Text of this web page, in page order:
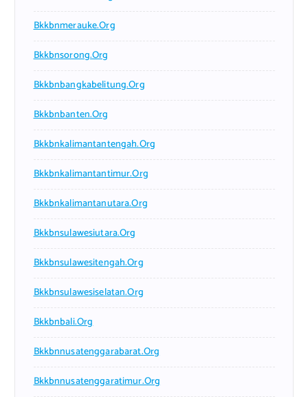
Bkkbnmerauke.org
Bkkbnsorong.org
Bkkbnbangkabelitung.org
Bkkbnbanten.org
Bkkbnkalimantantengah.org
Bkkbnkalimantantimur.org
Bkkbnkalimantanutara.org
Bkkbnsulawesiutara.org
Bkkbnsulawesitengah.org
Bkkbnsulawesiselatan.org
Bkkbnbali.org
Bkkbnnusatenggarabarat.org
Bkkbnnusatenggaratimur.org